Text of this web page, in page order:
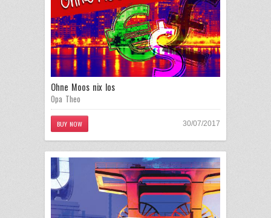
Ohne Moos nix los
Opa Theo
BUY NOW 30/07/2017